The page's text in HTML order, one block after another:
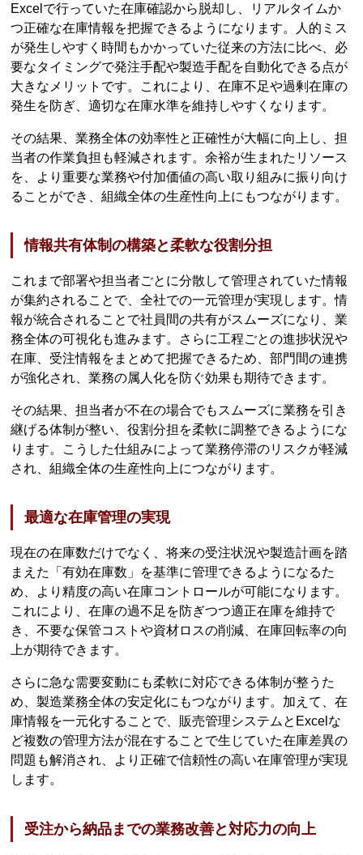
Excelで行っていた在庫確認から脱却し、リアルタイムか
つ正確な在庫情報を把握できるようになります。人的ミス
が発生しやすく時間もかかっていた従来の方法に比べ、必
要なタイミングで発注手配や製造手配を自動化できる点が
大きなメリットです。これにより、在庫不足や過剰在庫の
発生を防ぎ、適切な在庫水準を維持しやすくなります。
その結果、業務全体の効率性と正確性が大幅に向上し、担
当者の作業負担も軽減されます。余裕が生まれたリソース
を、より重要な業務や付加価値の高い取り組みに振り向け
ることができ、組織全体の生産性向上にもつながります。
情報共有体制の構築と柔軟な役割分担
これまで部署や担当者ごとに分散して管理されていた情報
が集約されることで、全社での一元管理が実現します。情
報が統合されることで社員間の共有がスムーズになり、業
務全体の可視化も進みます。さらに工程ごとの進捗状況や
在庫、受注情報をまとめて把握できるため、部門間の連携
が強化され、業務の属人化を防ぐ効果も期待できます。
その結果、担当者が不在の場合でもスムーズに業務を引き
継げる体制が整い、役割分担を柔軟に調整できるようにな
ります。こうした仕組みによって業務停滞のリスクが軽減
され、組織全体の生産性向上につながります。
最適な在庫管理の実現
現在の在庫数だけでなく、将来の受注状況や製造計画を踏
まえた「有効在庫数」を基準に管理できるようになるた
め、より精度の高い在庫コントロールが可能になります。
これにより、在庫の過不足を防ぎつつ適正在庫を維持で
き、不要な保管コストや資材ロスの削減、在庫回転率の向
上が期待できます。
さらに急な需要変動にも柔軟に対応できる体制が整うた
め、製造業務全体の安定化にもつながります。加えて、在
庫情報を一元化することで、販売管理システムとExcelな
ど複数の管理方法が混在することで生じていた在庫差異の
問題も解消され、より正確で信頼性の高い在庫管理が実現
します。
受注から納品までの業務改善と対応力の向上